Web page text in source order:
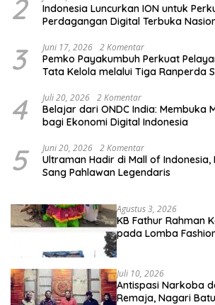
2
Indonesia Luncurkan ION untuk
Perdagangan Digital Terbuka
3 Juni 17, 2026 2 Komentar
Pemko Payakumbuh Perkuat
Tata Kelola melalui Tiga Ranperda
4 Juli 20, 2026 2 Komentar
Belajar dari ONDC India: Membuka
bagi Ekonomi Digital Indonesia
5 Juni 20, 2026 2 Komentar
Ultraman Hadir di Mall of Indonesia,
Sang Pahlawan Legendaris
Agustus 3, 2026
KB Fathur Rahman
pada Lomba
Juli 10, 2026
Antispasi Narkoba
Remaja, Nagari